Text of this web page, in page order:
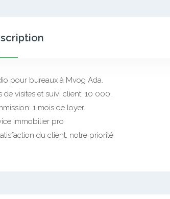
pour bureaux à Mvog Ada.
de visites et suivi client: 10 000.
1 mois de loyer.
immobilier pro
du client, notre priorité